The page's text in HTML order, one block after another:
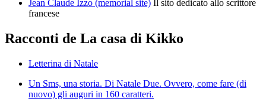
Jean Claude Izzo (memorial site) Il sito dedicato allo scrittore
francese
Racconti de La casa di Kikko
Letterina di Natale
Un Sms, una storia. Di Natale Due. Ovvero, come fare (di
nuovo) gli auguri in 160 caratteri.